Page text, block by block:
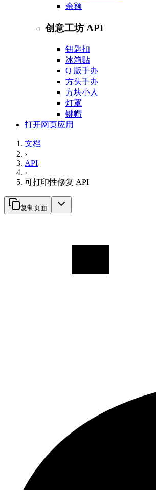
余额
创意工坊 API
钥匙扣
冰箱贴
Q 版手办
方头手办
方块小人
灯罩
键帽
打开网页应用
文档
›
API
›
可打印性修复 API
复制页面